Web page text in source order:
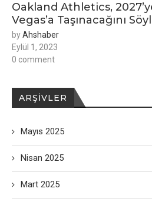
Oakland Athletics,
Vegas’a Taşınacağını
byAhshaber
Eylül 1, 2023
0 comment
ARŞIVLER
Mayıs 2025
Nisan 2025
Mart 2025